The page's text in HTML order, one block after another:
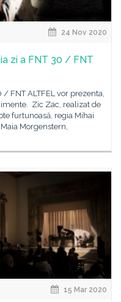
24 Nov 2020
zi a FNT 30 / FNT
FNT ALTFEL vor prezenta,
Zic Zac, realizat de
furtunoasă, regia Mihai
Morgenstern,
15 Mar 2020